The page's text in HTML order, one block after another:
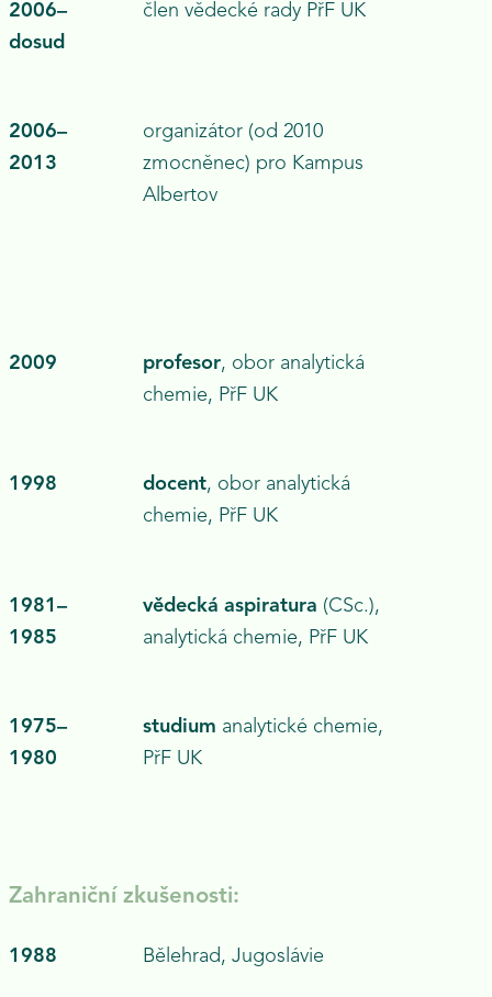
2006–
dosud
člen vědecké radyPřF UK
2006–
2013
organizátor(od 2010
zmocněnec) pro Kampus
Albertov
2009 profesor, obor analytická
chemie, PřF UK
1998 docent, obor analytická
chemie, PřF UK
1981–
1985
vědecká aspiratura (CSc.),
analytická chemie, PřF UK
1975–
1980
studium analytické chemie,
PřF UK
Zahraniční zkušenosti:
1988 Bělehrad, Jugoslávie